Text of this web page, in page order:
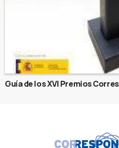
Guía de los XVI Premios